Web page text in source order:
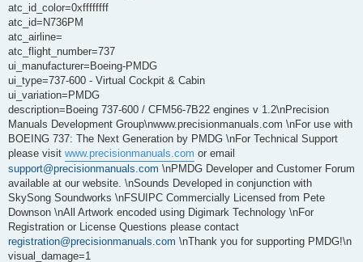
atc_id_color=0xffffffff
atc_id=N736PM
atc_airline=
atc_flight_number=737
ui_manufacturer=Boeing-PMDG
ui_type=737-600 - Virtual Cockpit & Cabin
ui_variation=PMDG
description=Boeing 737-600 / CFM56-7B22 engines v 1.2\nPrecision
Manuals Development Group\nwww.precisionmanuals.com \nFor use with
BOEING 737: The Next Generation by PMDG \nFor Technical Support
please visit www.precisionmanuals.com or email
support@precisionmanuals.com \nPMDG Developer and Customer Forum
available at our website. \nSounds Developed in conjunction with
SkySong Soundworks \nFSUIPC Commercially Licensed from Pete
Downson \nAll Artwork encoded using Digimark Technology \nFor
Registration or License Questions please contact
registration@precisionmanuals.com \nThank you for supporting PMDG!\n
visual_damage=1